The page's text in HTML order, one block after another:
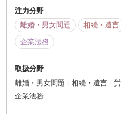
注力分野
離婚・男女問題
相続・遺言
企業法務
取扱分野
離婚・男女問題
相続・遺言
企業法務